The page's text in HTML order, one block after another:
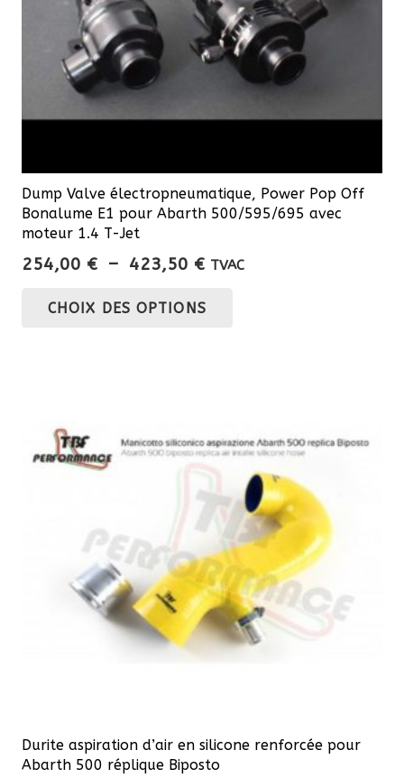
la
page
produit
Dump Valve électropneumatique, Power Pop Off
Bonalume E1 pour Abarth 500/595/695 avec
moteur 1.4 T-Jet
254,00 € – 423,50 €Plage
prix :
TVAC
CHOIX DES OPTIONS
options
être
choisies
sur
page
du
produit
Durite aspiration d’air en silicone renforcée pour
Abarth 500 réplique Biposto